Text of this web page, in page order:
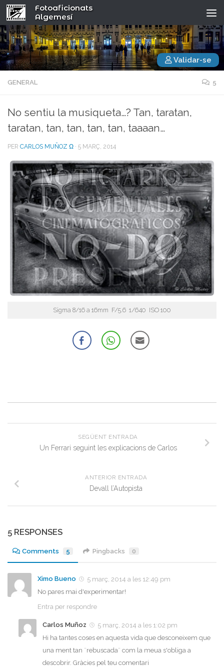
Fotoaficionats
Algemesí
Validar-se
GENERAL 5
No sentiu la musiqueta…? Tan, taratan,
taratan, tan, tan, tan, tan, taaaan…
PER CARLOS MUÑOZ Ω · 5 MARÇ, 2014
Sigma 8/16 a 16mm F/5.6 1/640 ISO 100
SEGÜENT ENTRADA
Un Ferrari seguint les explicacions de Carlos
ANTERIOR ENTRADA
Devall l’Autopista
5 RESPONSES
Comments 5 Pingbacks 0
Ximo Bueno
5 març, 2014 a les 12:49 pm
No pares mai d'experimentar!
Entra per respondre
Carlos Muñoz
5 març, 2014 a les 1:02 pm
Hi ha tantes coses en aquesta vida que desconeixem que
una ment tan ¨rebuscada¨ com la meua s'obliga a
descobrir. Gràcies pel teu comentari